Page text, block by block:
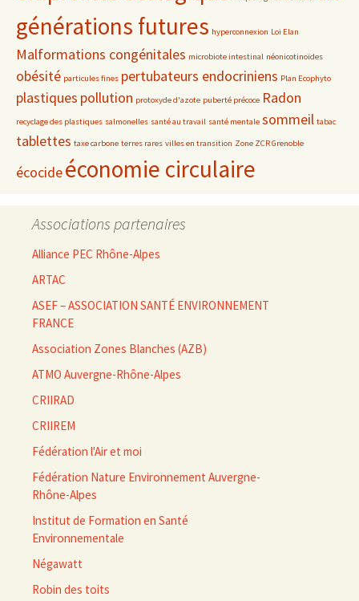
générations futures hyperconnexion Loi Elan
Malformations congénitales microbiote intestinal néonicotinoïdes
obésité particules fines pertubateurs endocriniens Plan Ecophyto
plastiques pollution protoxyde d'azote puberté précoce Radon
recyclage des plastiques salmonelles santé au travail santé mentale sommeil tabac
tablettes taxe carbone terres rares villes en transition Zone ZCR Grenoble
écocideéconomie circulaire
Associations partenaires
Alliance PEC Rhône-Alpes
ARTAC
ASEF – ASSOCIATION SANTÉ ENVIRONNEMENT
FRANCE
Association Zones Blanches (AZB)
ATMO Auvergne-Rhône-Alpes
CRIIRAD
CRIIREM
Fédération l'Air et moi
Fédération Nature Environnement Auvergne-
Rhône-Alpes
Institut de Formation en Santé
Environnementale
Négawatt
Robin des toits